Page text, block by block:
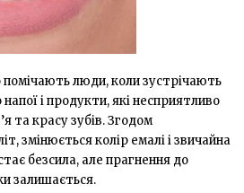
люди, коли зустрічають
і продукти, які несприятливо
та красу зубів. Згодом
змінюється колір емалі і звичайна
безсила, але прагнення до
залишається.